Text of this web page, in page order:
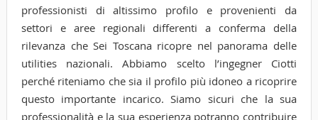
professionisti di altissimo profilo e provenienti da
settori e aree regionali differenti a conferma della
rilevanza che Sei Toscana ricopre nel panorama delle
utilities nazionali. Abbiamo scelto l’ingegner Ciotti
perché riteniamo che sia il profilo più idoneo a ricoprire
questo importante incarico. Siamo sicuri che la sua
professionalità e la sua esperienza potranno contribuire